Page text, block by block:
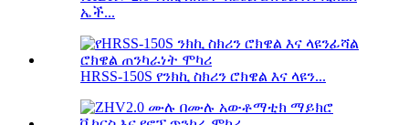
ኤች...
HRSS-150S የንክኪ ስክሪን ሮክዌል እና ላዩን...